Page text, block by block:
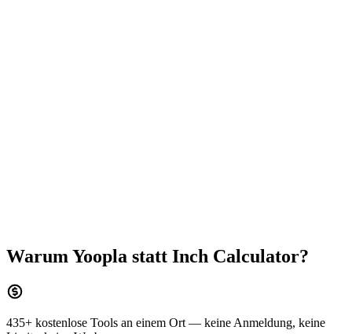
Warum Yoopla statt Inch Calculator?
435+ kostenlose Tools an einem Ort — keine Anmeldung, keine